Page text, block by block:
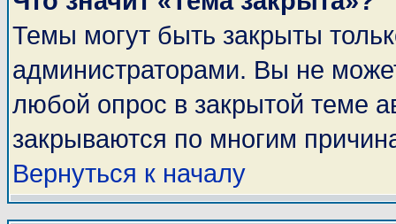
Темы могут быть закрыты
администраторами. Вы не
любой опрос в закрытой теме
закрываются по многим
Вернуться к началу